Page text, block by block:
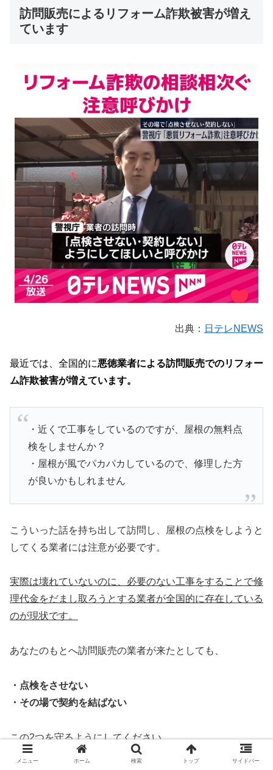
訪問販売によるリフォーム詐欺被害が増え
ています
出典： 日テレNEWS
最近では、全国的に悪徳業者による訪問販売でのリフォー
ム詐欺被害が増えています。
・近くで工事をしているのですが、屋根の無料点
検をしませんか？
・屋根が風でパカパカしているので、修理した方
が良いかもしれません
こういった話を持ち出して訪問し、屋根の点検をしようと
してくる業者には注意が必要です。
実際は壊れていないのに、必要のない工事をすることで修
理代金をだまし取ろうとする業者が全国的に存在している
のが現状です。
あなたのもとへ訪問販売の業者が来たとしても、
・点検をさせない
・その場で契約を結ばない
この2つを守るようにしてください。
メニュー ホーム 検索 トップ サイドバー